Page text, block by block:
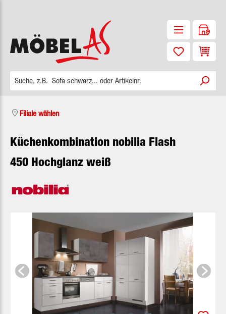
Filiale wählen
Küchenkombination nobilia Flash
450 Hochglanz weiß
Bildergalerie überspringen